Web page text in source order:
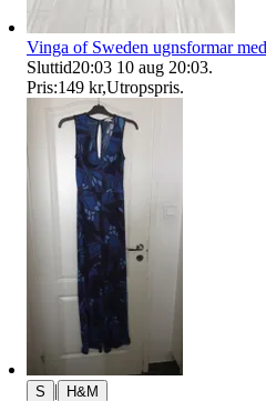
Vinga of Sweden ugnsformar
Sluttid20:03 10 aug 20:03.
Pris:149 kr,Utropspris.
S | H&M